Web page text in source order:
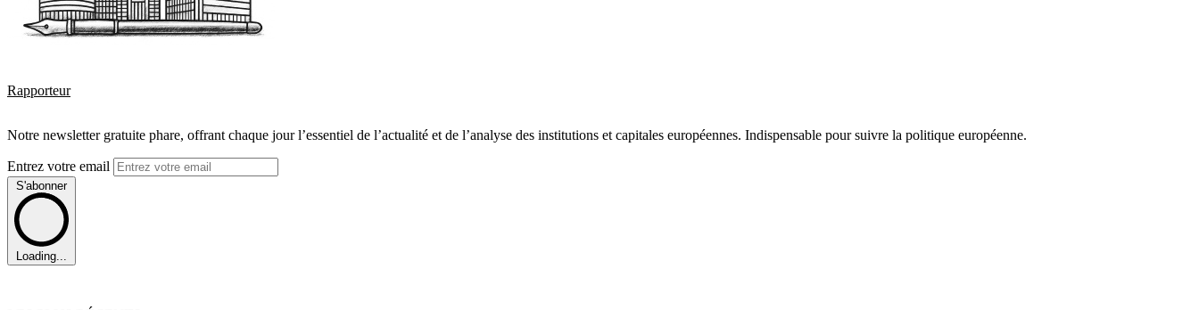
Rapporteur
Notre newsletter gratuite phare, offrant chaque jour l’essentiel de l’actualité et de l’analyse des institutions et capitales européennes. Indispensable pour suivre la politique européenne.
Entrez votre email
S'abonner
Loading...